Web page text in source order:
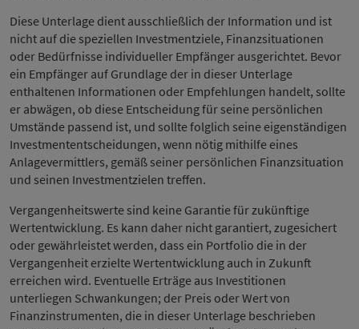
Diese Unterlage dient ausschließlich der Information und ist
nicht auf die speziellen Investmentziele, Finanzsituationen
oder Bedürfnisse individueller Empfänger ausgerichtet. Bevor
ein Empfänger auf Grundlage der in dieser Unterlage
enthaltenen Informationen oder Empfehlungen handelt, sollte
er abwägen, ob diese Entscheidung für seine persönlichen
Umstände passend ist, und sollte folglich seine eigenständigen
Investmententscheidungen, wenn nötig mithilfe eines
Anlagevermittlers, gemäß seiner persönlichen Finanzsituation
und seinen Investmentzielen treffen.
Vergangenheitswerte sind keine Garantie für zukünftige
Wertentwicklung. Es kann daher nicht garantiert, zugesichert
oder gewährleistet werden, dass ein Portfolio die in der
Vergangenheit erzielte Wertentwicklung auch in Zukunft
erreichen wird. Eventuelle Erträge aus Investitionen
unterliegen Schwankungen; der Preis oder Wert von
Finanzinstrumenten, die in dieser Unterlage beschrieben